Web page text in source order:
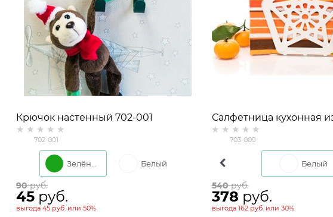
Крючок настенный 702-001
металлический
702-001
Белый
90 руб.
45 руб.
выгода 45 руб. или 50%
Салфетница кухонная
Звезда
703-009
Серебро Белый
540 руб.
378 руб.
выгода 162 руб.или 30%